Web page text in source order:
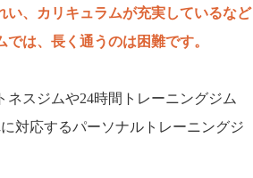
い、カリキュラムが充実しているなど
は、長く通うのは困難です。
スジムや24時間トレーニングジム
対応するパーソナルトレーニングジ